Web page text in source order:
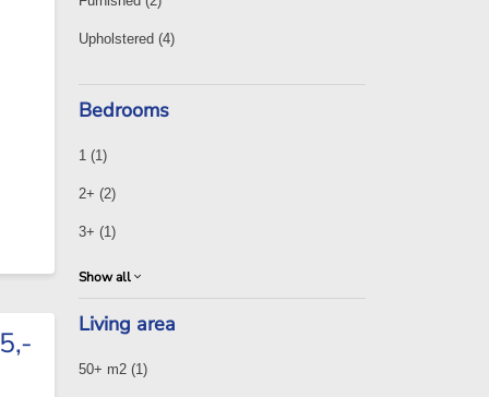
Upholstered (4)
Bedrooms
1 (1)
2+ (2)
3+ (1)
Show all
Living area
50+ m2 (1)